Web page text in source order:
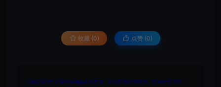
收藏 (0) 点赞 (0)
1.网站内所有文件均为网络共享资源，本站仅做打包整理。仅用于学习交